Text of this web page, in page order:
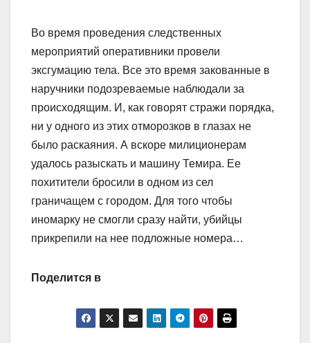
Во время проведения следственных
мероприятий оперативники провели
эксгумацию тела. Все это время закованные в
наручники подозреваемые наблюдали за
происходящим. И, как говорят стражи порядка,
ни у одного из этих отморозков в глазах не
было раскаяния. А вскоре милиционерам
удалось разыскать и машину Темира. Ее
похитители бросили в одном из сел
граничащем с городом. Для того чтобы
иномарку не смогли сразу найти, убийцы
прикрепили на нее подложные номера…
Поделится в